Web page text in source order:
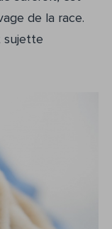
de la race.
sujette